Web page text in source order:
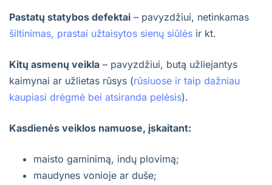
Pastatų statybos defektai – pavyzdžiui, netinkamas
šiltinimas, prastai užtaisytos sienų siūlės ir kt.
Kitų asmenų veikla – pavyzdžiui, butą užliejantys
kaimynai ar užlietas rūsys (rūsiuose ir taip dažniau
kaupiasi drėgmė bei atsiranda pelėsis).
Kasdienės veiklos namuose, įskaitant:
maisto gaminimą, indų plovimą;
maudynes vonioje ar duše;